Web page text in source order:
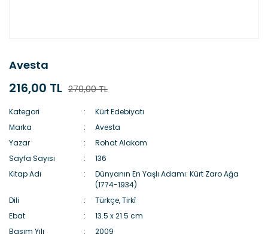
Avesta
216,00 TL 270,00 TL
Kategori
Kürt Edebiyatı
Marka
Avesta
Yazar
Rohat Alakom
Sayfa Sayısı
136
Kitap Adı
Dünyanın En Yaşlı Adamı: Kürt Zaro Ağa
(1774-1934)
Dili
Türkçe, Tirkî
Ebat
13.5 x 21.5 cm
Basım Yılı
2009